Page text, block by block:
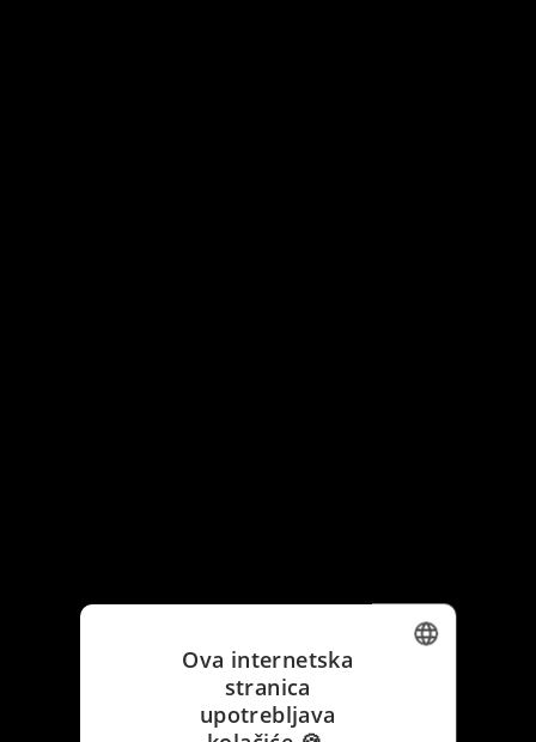
Ova internetska
stranica
upotrebljava